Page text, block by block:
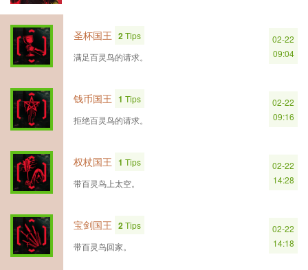
圣杯国王 2Tips
满足百灵鸟的请求。
02-22
09:04
钱币国王 1 Tips
拒绝百灵鸟的请求。
02-22
09:16
权杖国王 1 Tips
带百灵鸟上太空。
02-22
14:28
宝剑国王 2Tips
带百灵鸟回家。
02-22
14:18